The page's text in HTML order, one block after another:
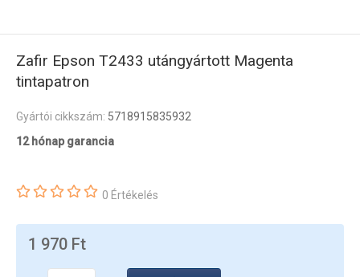
Zafir Epson T2433 utángyártott Magenta
tintapatron
Gyártói cikkszám: 5718915835932
12 hónap garancia
0 Értékelés
1 970 Ft